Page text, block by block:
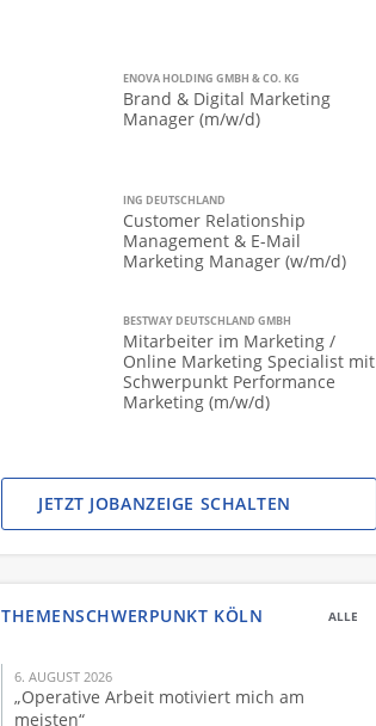
ENOVA HOLDING GMBH & CO. KG
Brand & Digital Marketing
Manager (m/w/d)
ING DEUTSCHLAND
Customer Relationship
Management & E-Mail
Marketing Manager (w/m/d)
BESTWAY DEUTSCHLAND GMBH
Mitarbeiter im Marketing /
Online Marketing Specialist mit
Schwerpunkt Performance
Marketing (m/w/d)
JETZT JOBANZEIGE SCHALTEN
THEMENSCHWERPUNKT KÖLN ALLE
6. AUGUST 2026
„Operative Arbeit motiviert mich am
meisten“